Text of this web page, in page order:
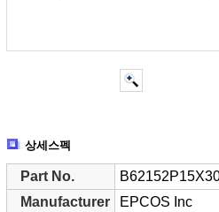
상세스펙
Part No.
Manufacturer
EPCOS Inc